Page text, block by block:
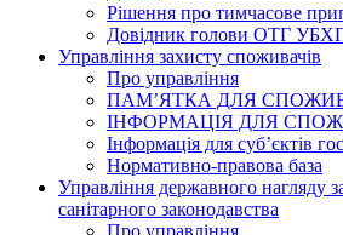
Рішення про тимчасове
Довідник голови ОТГ
Управління захисту споживачів
Про управління
ПАМ’ЯТКА ДЛЯ
ІНФОРМАЦІЯ ДЛЯ
Інформація для суб’єктів
Нормативно-правова база
Управління державного нагляду
санітарного законодавства
Про управління